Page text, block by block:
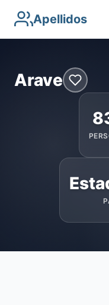
Apellidos
Arave